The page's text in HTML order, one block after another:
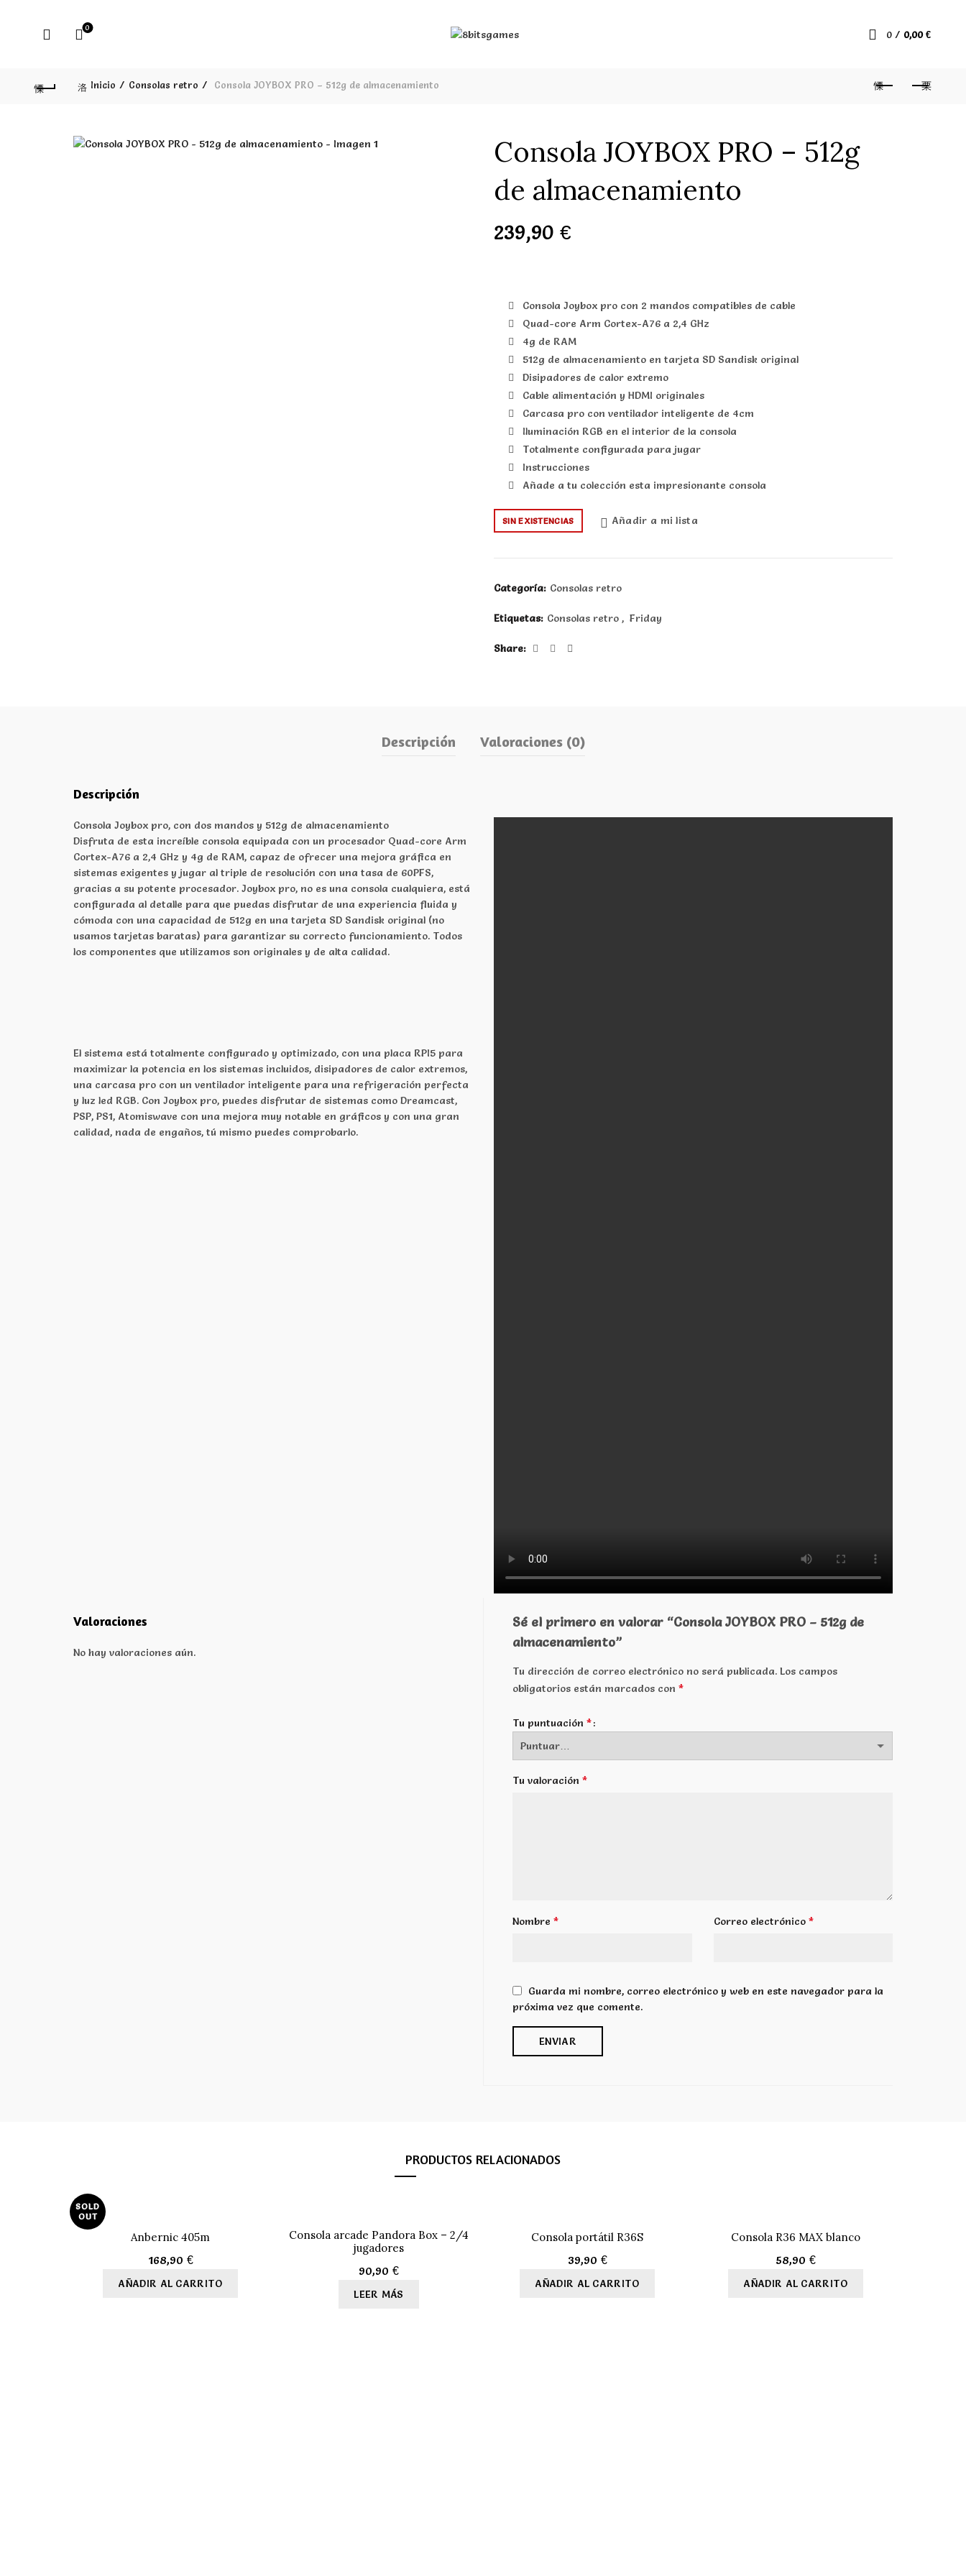
0
0 / 0,00€
Inicio Consolas retro Consola JOYBOX PRO – 512g de almacenamiento
Consola JOYBOX PRO – 512g
de almacenamiento
239,90 €
Consola Joybox pro con 2 mandos compatibles de cable
Quad-core Arm Cortex-A76 a 2,4 GHz
4g de RAM
512g de almacenamiento en tarjeta SD Sandisk original
Disipadores de calor extremo
Cable alimentación y HDMI originales
Carcasa pro con ventilador inteligente de 4cm
Iluminación RGB en el interior de la consola
Totalmente configurada para jugar
Instrucciones
Añade a tu colección esta impresionante consola
SIN EXISTENCIAS Añadir a mi lista
Categoría: Consolas retro
Etiquetas: Consolas retro , Friday
Share
Descripción Valoraciones (0)
Descripción
Consola Joybox pro, con dos mandos y 512g de almacenamiento
Disfruta de esta increíble consola equipada con un procesador Quad-core Arm
Cortex-A76 a 2,4 GHz y 4g de RAM, capaz de ofrecer una mejora gráfica en
sistemas exigentes y jugar al triple de resolución con una tasa de 60PFS,
gracias a su potente procesador. Joybox pro, no es una consola cualquiera, está
configurada al detalle para que puedas disfrutar de una experiencia fluida y
cómoda con una capacidad de 512g en una tarjeta SD Sandisk original (no
usamos tarjetas baratas) para garantizar su correcto funcionamiento. Todos
los componentes que utilizamos son originales y de alta calidad.
El sistema está totalmente configurado y optimizado, con una placa RPI5 para
maximizar la potencia en los sistemas incluidos, disipadores de calor extremos,
una carcasa pro con un ventilador inteligente para una refrigeración perfecta
y luz led RGB. Con Joybox pro, puedes disfrutar de sistemas como Dreamcast,
PSP, PS1, Atomiswave con una mejora muy notable en gráficos y con una gran
calidad, nada de engaños, tú mismo puedes comprobarlo.
Valoraciones
No hay valoraciones aún.
Sé el primero en valorar “Consola JOYBOX PRO – 512g de
almacenamiento”
Tu dirección de correo electrónico no será publicada. Los campos
obligatorios están marcados con *
Tu puntuación *
Tu valoración *
Nombre * Correo electrónico *
Guarda mi nombre, correo electrónico y web en este navegador para la
próxima vez que comente.
PRODUCTOS RELACIONADOS
Anbernic 405m
168,90 €
AÑADIR AL CARRITO
SOLD
OUT
Consola arcade Pandora Box – 2/4
jugadores
90,90 €
LEER MÁS
Consola portátil R36S
39,90 €
AÑADIR AL CARRITO
Consola R36 MAX blanco
58,90 €
AÑADIR AL CARRITO